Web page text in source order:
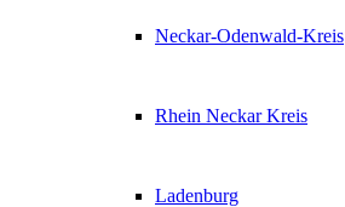
Neckar-Odenwald-Kreis
Rhein Neckar Kreis
Ladenburg